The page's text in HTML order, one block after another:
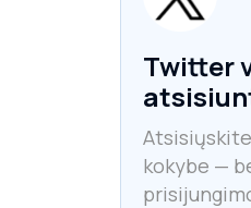
Twitter
kokybe —